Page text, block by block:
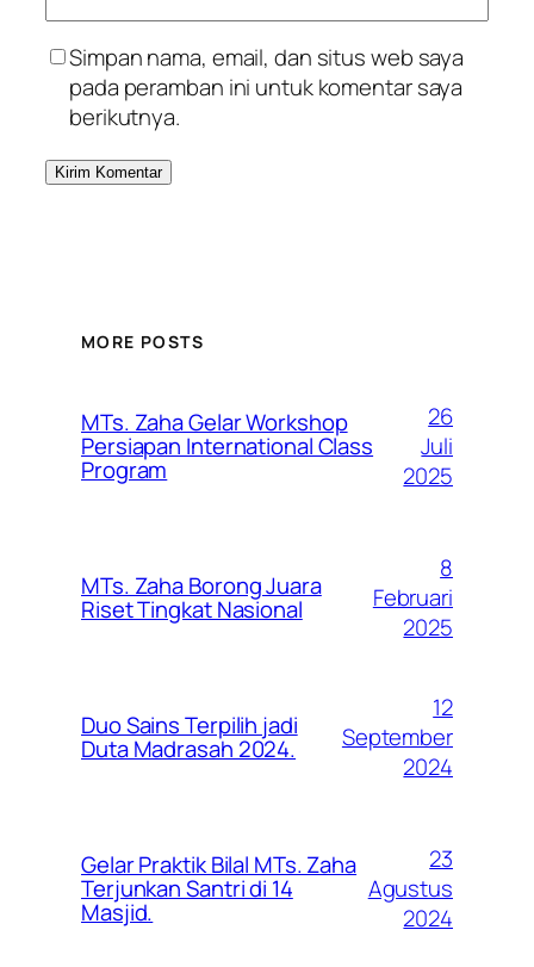
Simpan nama, email, dan situs web saya
pada peramban ini untuk komentar saya
berikutnya.
MORE POSTS
MTs. Zaha Gelar Workshop
Persiapan International Class
Program
26
Juli
2025
MTs. Zaha Borong Juara
Riset Tingkat Nasional
8
Februari
2025
Duo Sains Terpilih jadi
Duta Madrasah 2024.
12
September
2024
Gelar Praktik Bilal MTs. Zaha
Terjunkan Santri di 14
Masjid.
23
Agustus
2024